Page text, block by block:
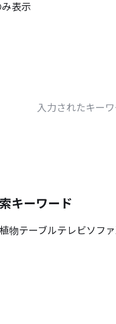
表示
入力されたキー
キーワード
物テーブルテレビソファ